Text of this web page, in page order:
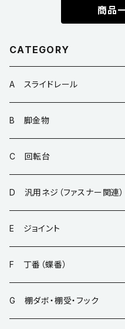
商品
CATEGORY
A スライドレール
B 脚金物
C 回転台
D 汎用ネジ（ファスナー関連）
E ジョイント
F 丁番（蝶番）
G 棚ダボ・棚受・フック